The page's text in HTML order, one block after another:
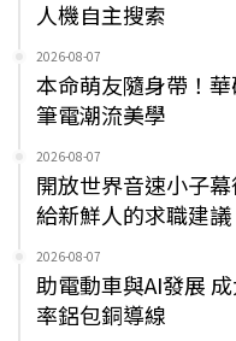
人機自主搜索
2026-08-07
本命萌友隨身帶！
筆電潮流美學
2026-08-07
開放世界音速小子
給新鮮人的求職建議
2026-08-07
助電動車與AI發展
率鋁包銅導線